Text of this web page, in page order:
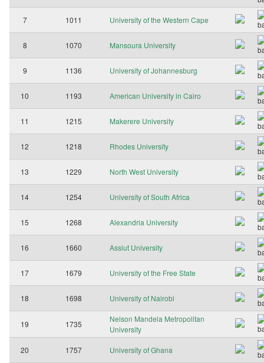
7 1011 University of the Western Cape
8 1070 Mansoura University
9 1136 University of Johannesburg
10 1193 American University in Cairo
11 1215 Makerere University
12 1218 Rhodes University
13 1229 North West University
14 1254 University of South Africa
15 1268 Alexandria University
16 1660 Assiut University
17 1679 University of the Free State
18 1698 University of Nairobi
19 1735
Nelson Mandela Metropolitan
University
20 1757 University of Ghana